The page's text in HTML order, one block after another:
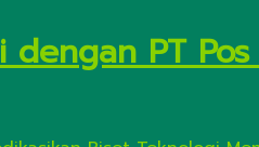
dengan PT